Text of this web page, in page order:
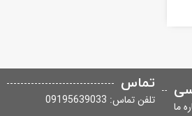
تماس
تلفن تماس: 09195639033